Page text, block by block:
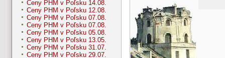
Ceny PHM v Poľsku 14.08.
Ceny PHM v Poľsku 12.08.
Ceny PHM v Poľsku 07.08.
Ceny PHM v Poľsku 07.08.
Ceny PHM v Poľsku 05.08.
Ceny PHM v Poľsku 13.05.
Ceny PHM v Poľsku 31.07.
Ceny PHM v Poľsku 29.07.